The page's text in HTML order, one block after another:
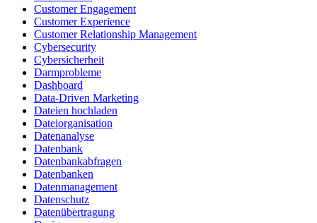
Customer Engagement
Customer Experience
Customer Relationship Management
Cybersecurity
Cybersicherheit
Darmprobleme
Dashboard
Data-Driven Marketing
Dateien hochladen
Dateiorganisation
Datenanalyse
Datenbank
Datenbankabfragen
Datenbanken
Datenmanagement
Datenschutz
Datenübertragung